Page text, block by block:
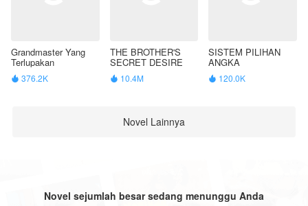
Grandmaster Yang
Terlupakan
 376.2K
THE BROTHER'S
SECRET DESIRE
 10.4M
SISTEM PILIHAN
ANGKA
 120.0K
Novel Lainnya
Novel sejumlah besar sedang menunggu Anda